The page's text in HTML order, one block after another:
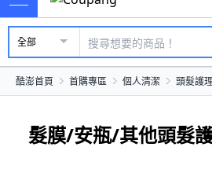
全部
酷澎首頁 首購專區 個人清潔 頭髮護
髮膜/安瓶/其他頭髮